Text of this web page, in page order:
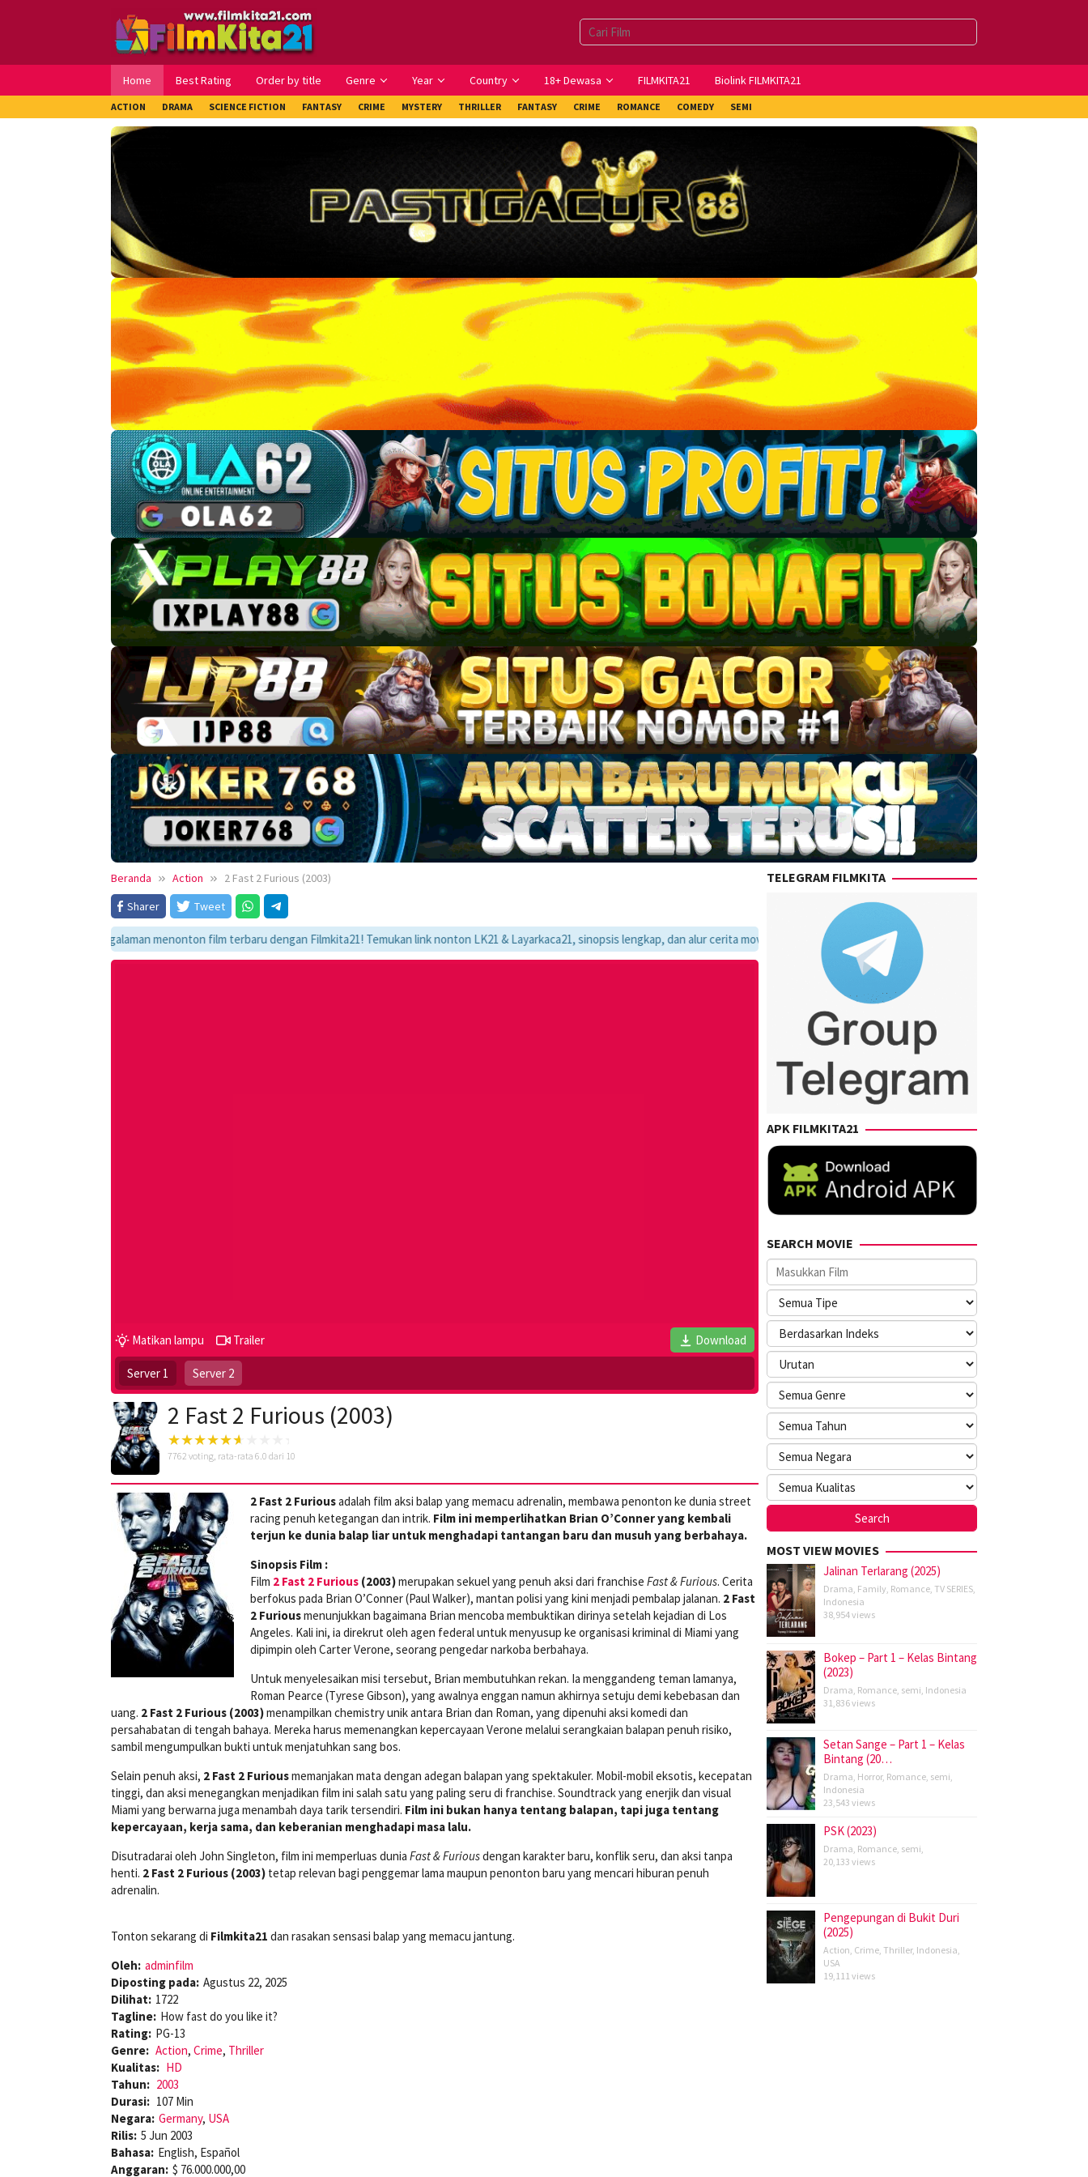
Home Best Rating Order by title Genre Year Country 18+ Dewasa FILMKITA21 Biolink FILMKITA21
ACTION DRAMA SCIENCE FICTION FANTASY CRIME MYSTERY THRILLER FANTASY CRIME ROMANCE COMEDY SEMI
Beranda Action
2 Fast 2 Furious (2003)
Sharer
Tweet
pengalaman menonton film terbaru dengan Filmkita21! Temukan link nonton LK21 & Layarkaca21, sinopsis lengkap, dan alur cerita movie favoritmu dalam satu tempat yang praktis dan update setiap hari.
Matikan lampu Trailer Download
Server 1 Server 2
2 Fast 2 Furious (2003)
7762 voting, rata-rata 6.0 dari 10
2 Fast 2 Furiousadalah film aksi balap yang memacu adrenalin, membawa penonton ke dunia street
racing penuh ketegangan dan intrik. Film ini memperlihatkan Brian O’Conner yang kembali
terjun ke dunia balap liar untuk menghadapi tantangan baru dan musuh yang berbahaya.
Sinopsis Film :
Film 2 Fast 2 Furious (2003)merupakan sekuel yang penuh aksi dari franchise Fast & Furious. Cerita
berfokus pada Brian O’Conner (Paul Walker), mantan polisi yang kini menjadi pembalap jalanan. 2 Fast
2 Furiousmenunjukkan bagaimana Brian mencoba membuktikan dirinya setelah kejadian di Los
Angeles. Kali ini, ia direkrut oleh agen federal untuk menyusup ke organisasi kriminal di Miami yang
dipimpin oleh Carter Verone, seorang pengedar narkoba berbahaya.
Untuk menyelesaikan misi tersebut, Brian membutuhkan rekan. Ia menggandeng teman lamanya,
Roman Pearce (Tyrese Gibson), yang awalnya enggan namun akhirnya setuju demi kebebasan dan
uang. 2 Fast 2 Furious (2003)menampilkan chemistry unik antara Brian dan Roman, yang dipenuhi aksi komedi dan
persahabatan di tengah bahaya. Mereka harus memenangkan kepercayaan Verone melalui serangkaian balapan penuh risiko,
sambil mengumpulkan bukti untuk menjatuhkan sang bos.
Selain penuh aksi, 2 Fast 2 Furiousmemanjakan mata dengan adegan balapan yang spektakuler. Mobil-mobil eksotis, kecepatan
tinggi, dan aksi menegangkan menjadikan film ini salah satu yang paling seru di franchise. Soundtrack yang enerjik dan visual
Miami yang berwarna juga menambah daya tarik tersendiri. Film ini bukan hanya tentang balapan, tapi juga tentang
kepercayaan, kerja sama, dan keberanian menghadapi masa lalu.
Disutradarai oleh John Singleton, film ini memperluas dunia Fast & Furiousdengan karakter baru, konflik seru, dan aksi tanpa
henti. 2 Fast 2 Furious (2003) tetap relevan bagi penggemar lama maupun penonton baru yang mencari hiburan penuh
adrenalin.
Tonton sekarang di Filmkita21 dan rasakan sensasi balap yang memacu jantung.
Oleh: adminfilm
Diposting pada: Agustus 22, 2025
Dilihat: 1722
Tagline: How fast do you like it?
Rating: PG-13
Genre: Action, Crime, Thriller
Kualitas: HD
Tahun: 2003
Durasi: 107 Min
Negara: Germany, USA
Rilis: 5 Jun 2003
Bahasa: English, Español
Anggaran: $ 76.000.000,00
TELEGRAM FILMKITA
APK FILMKITA21
SEARCH MOVIE
MOST VIEW MOVIES
Jalinan Terlarang (2025)
Drama, Family, Romance, TV SERIES,
Indonesia
38,954 views
Bokep – Part 1 – Kelas Bintang
(2023)
Drama, Romance, semi, Indonesia
31,836 views
Setan Sange – Part 1 – Kelas
Bintang (20…
Drama, Horror, Romance, semi,
Indonesia
23,543 views
PSK (2023)
Drama, Romance, semi,
20,133 views
Pengepungan di Bukit Duri
(2025)
Action, Crime, Thriller, Indonesia,
USA
19,111 views